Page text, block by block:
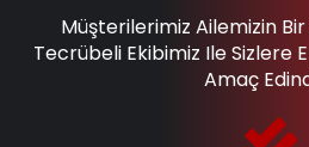
Müşterilerimiz Ailemizin
Tecrübeli Ekibimiz Ile Sizlere
Amaç